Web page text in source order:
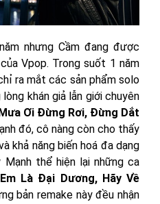
nhưng Cầm đang được
Vpop. Trong suốt 1 năm
ra mắt các sản phẩm solo
khán giả lẫn giới chuyên
Ơi Đừng Rơi, Đừng Dắt
đó, cô nàng còn cho thấy
khả năng biến hoá đa dạng
thể hiện lại những ca
Là Đại Dương, Hãy Về
bản remake này đều nhận